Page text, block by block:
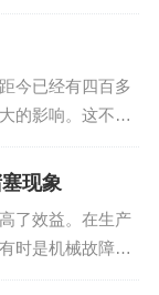
是否正常吸合有
粉料放在接口处
今已经有四百多
的影响。这不由
的中药产业呢？
我国中药科技的
现象
了效益。在生产
时是机械故障，
当造成的堵塞